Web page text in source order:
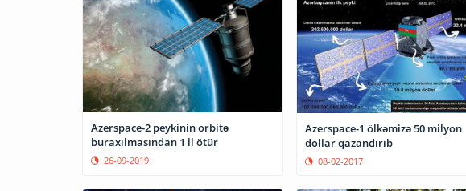
Azerspace-2 peykinin orbitə
buraxılmasından 1 il ötür
26-09-2019
Azerspace-1 ölkəmizə 50 milyon
dollar qazandırıb
08-02-2017